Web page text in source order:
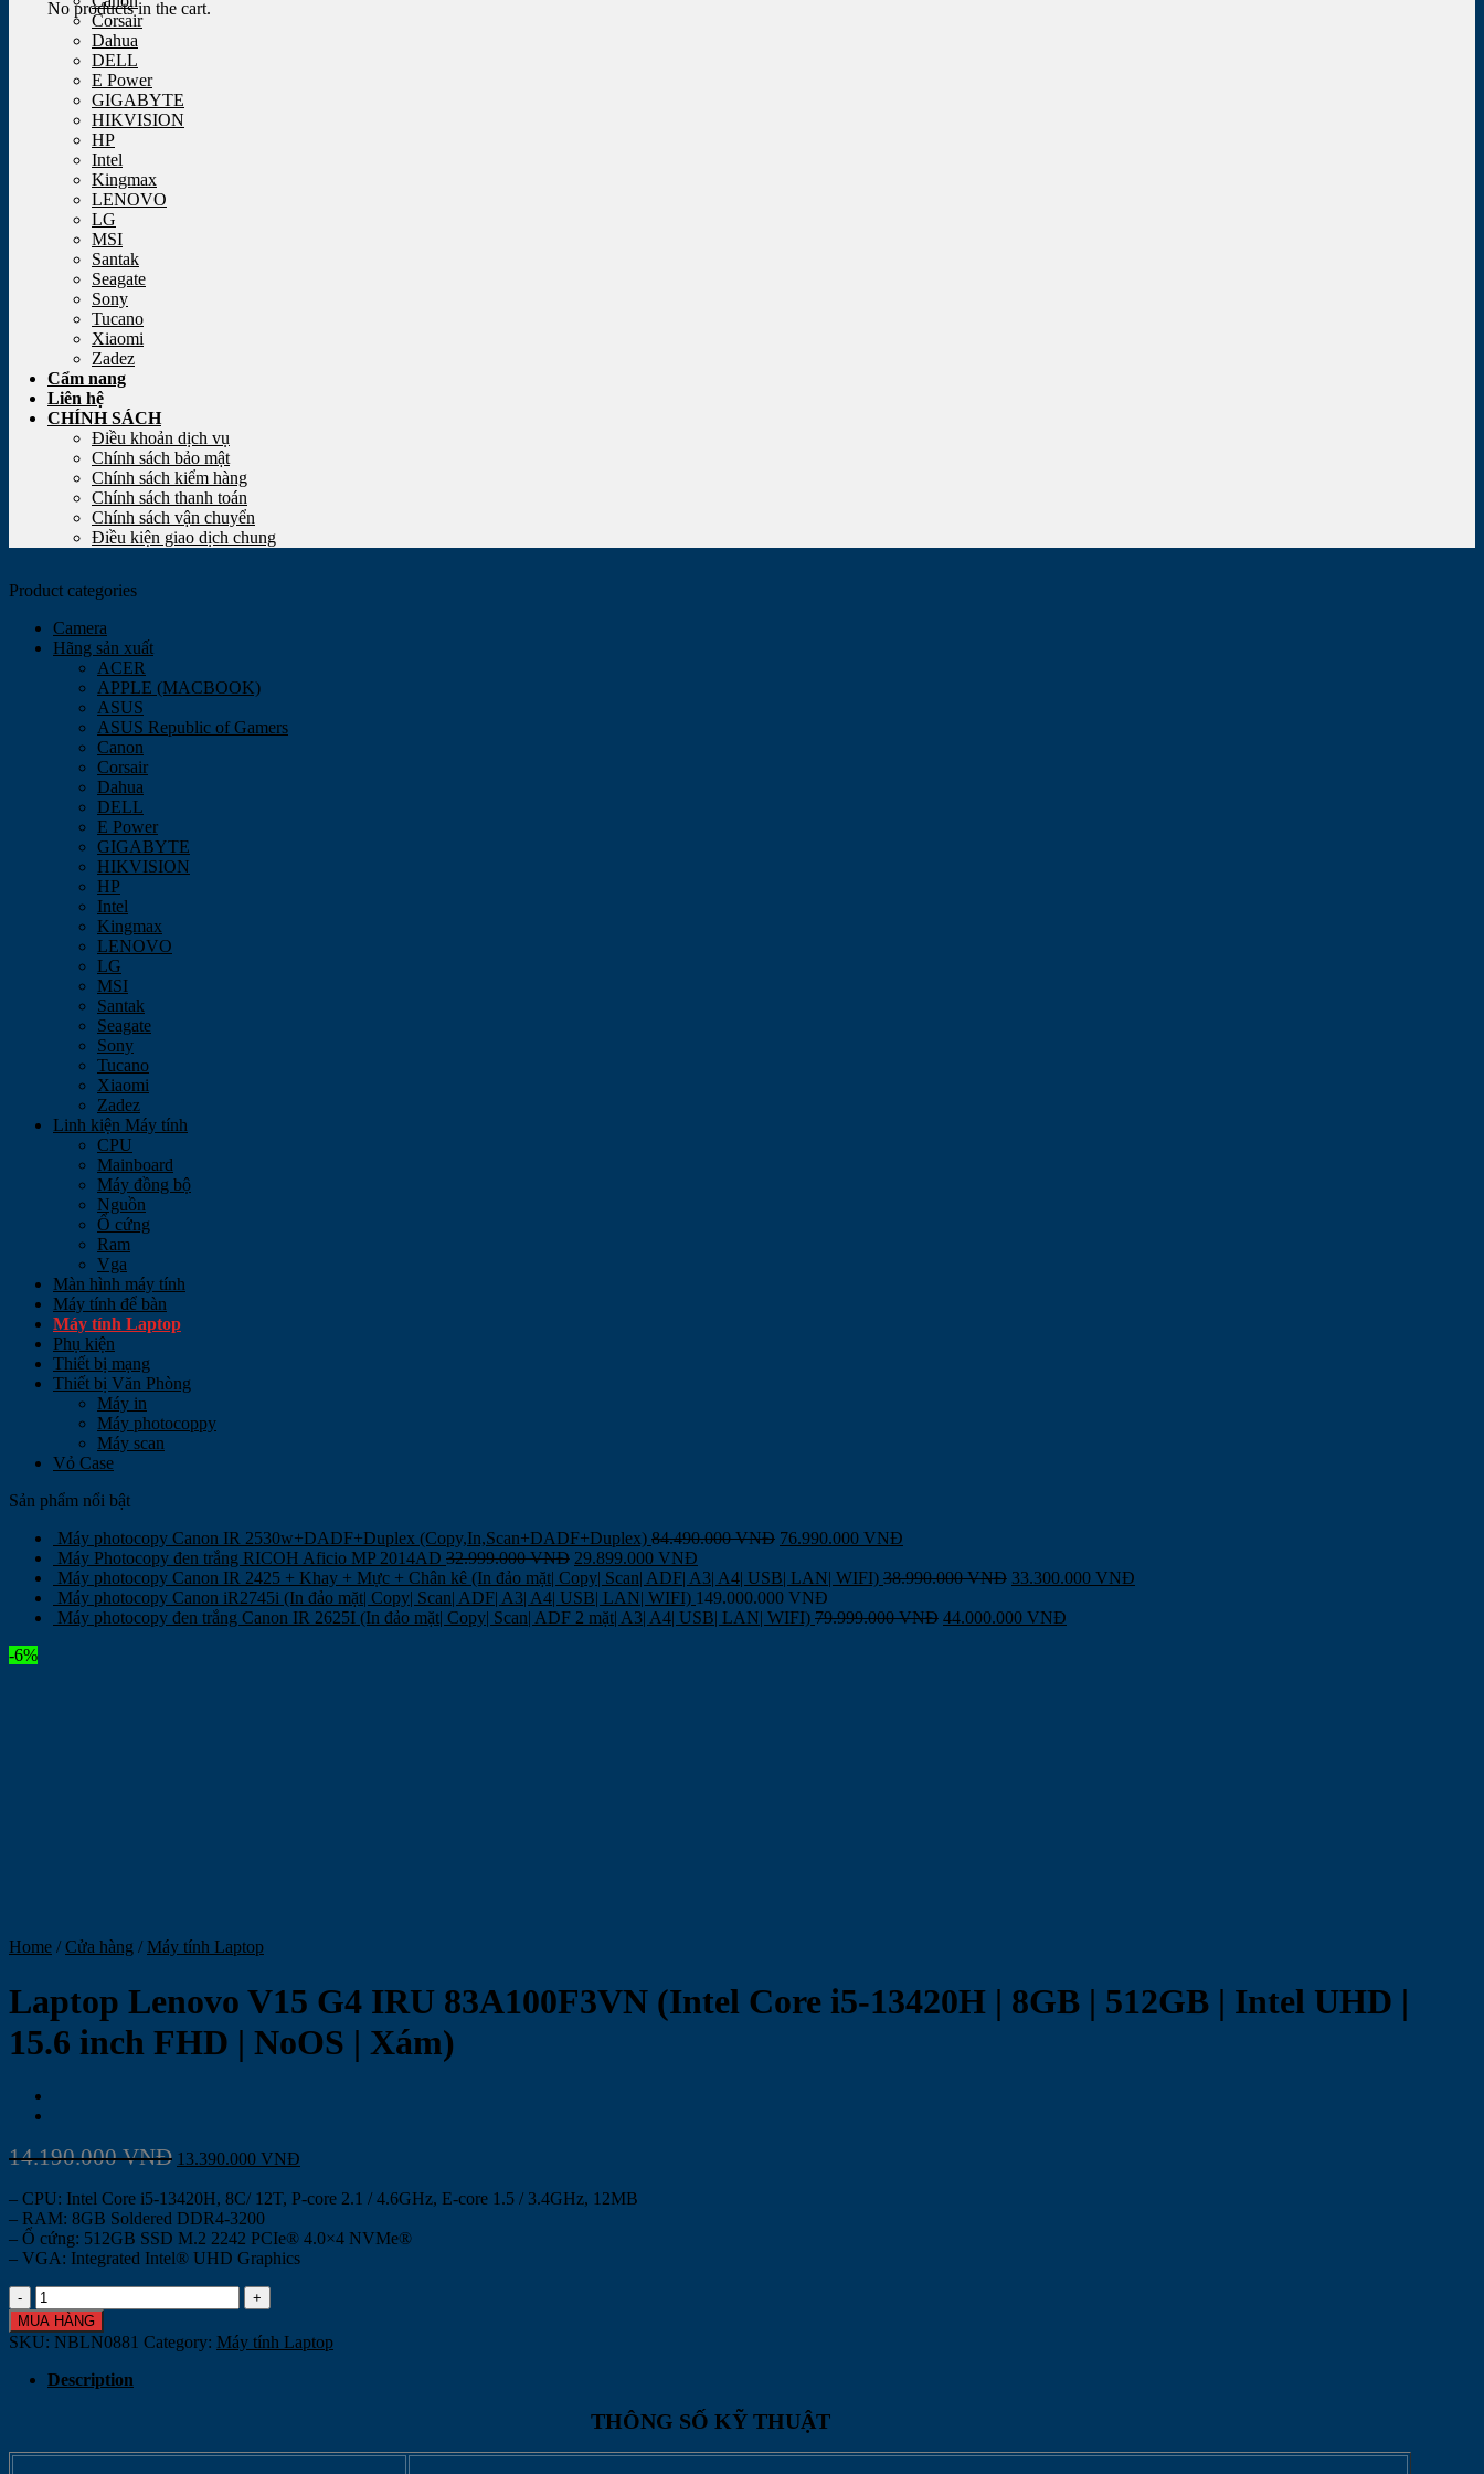
No products in the cart.
Corsair
Dahua
DELL
E Power
GIGABYTE
HIKVISION
HP
Intel
Kingmax
LENOVO
LG
MSI
Santak
Seagate
Sony
Tucano
Xiaomi
Zadez
Cẩm nang
Liên hệ
CHÍNH SÁCH
Điều khoản dịch vụ
Chính sách bảo mật
Chính sách kiểm hàng
Chính sách thanh toán
Chính sách vận chuyển
Điều kiện giao dịch chung
Product categories
Camera
Hãng sản xuất
ACER
APPLE (MACBOOK)
ASUS
ASUS Republic of Gamers
Canon
Corsair
Dahua
DELL
E Power
GIGABYTE
HIKVISION
HP
Intel
Kingmax
LENOVO
LG
MSI
Santak
Seagate
Sony
Tucano
Xiaomi
Zadez
Linh kiện Máy tính
CPU
Mainboard
Máy đồng bộ
Nguồn
Ổ cứng
Ram
Vga
Màn hình máy tính
Máy tính để bàn
Máy tính Laptop
Phụ kiện
Thiết bị mạng
Thiết bị Văn Phòng
Máy in
Máy photocoppy
Máy scan
Vỏ Case
Sản phẩm nổi bật
Máy photocopy Canon IR 2530w+DADF+Duplex (Copy,In,Scan+DADF+Duplex) 84.490.000VNĐ 76.990.000 VNĐ
Máy Photocopy đen trắng RICOH Aficio MP 2014AD 32.999.000VNĐ 29.899.000 VNĐ
Máy photocopy Canon IR 2425 + Khay + Mực + Chân kê (In đảo mặt| Copy| Scan| ADF| A3| A4| USB| LAN| WIFI) 38.990.000VNĐ 33.300.000 VNĐ
Máy photocopy Canon iR2745i (In đảo mặt| Copy| Scan| ADF| A3| A4| USB| LAN| WIFI) 149.000.000 VNĐ
Máy photocopy đen trắng Canon IR 2625I (In đảo mặt| Copy| Scan| ADF 2 mặt| A3| A4| USB| LAN| WIFI) 79.999.000VNĐ 44.000.000 VNĐ
-6%
Home / Cửa hàng / Máy tính Laptop
Laptop Lenovo V15 G4 IRU 83A100F3VN (Intel Core i5-13420H | 8GB | 512GB | Intel UHD |
15.6 inch FHD | NoOS | Xám)
14.190.000VNĐ 13.390.000 VNĐ
– CPU: Intel Core i5-13420H, 8C/ 12T, P-core 2.1 / 4.6GHz, E-core 1.5 / 3.4GHz, 12MB
– RAM: 8GB Soldered DDR4-3200
– Ổ cứng: 512GB SSD M.2 2242 PCIe® 4.0×4 NVMe®
– VGA: Integrated Intel® UHD Graphics
Laptop
Lenovo
V15
G4
IRU
83A100F3VN
i5-
MUA HÀNG
SKU: NBLN0881 Category: Máy tính Laptop
Description
THÔNG SỐ KỸ THUẬT